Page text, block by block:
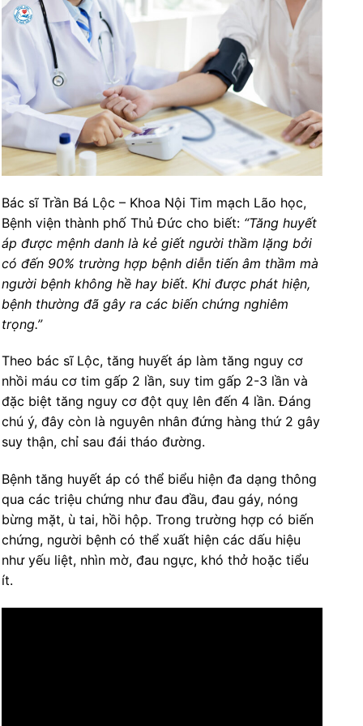
Bác sĩ Trần Bá Lộc – Khoa Nội Tim mạch Lão học,
Bệnh viện thành phố Thủ Đức cho biết: “Tăng huyết
áp được mệnh danh là kẻ giết người thầm lặng bởi
có đến 90% trường hợp bệnh diễn tiến âm thầm mà
người bệnh không hề hay biết. Khi được phát hiện,
bệnh thường đã gây ra các biến chứng nghiêm
trọng.”
Theo bác sĩ Lộc, tăng huyết áp làm tăng nguy cơ
nhồi máu cơ tim gấp 2 lần, suy tim gấp 2-3 lần và
đặc biệt tăng nguy cơ đột quỵ lên đến 4 lần. Đáng
chú ý, đây còn là nguyên nhân đứng hàng thứ 2 gây
suy thận, chỉ sau đái tháo đường.
Bệnh tăng huyết áp có thể biểu hiện đa dạng thông
qua các triệu chứng như đau đầu, đau gáy, nóng
bừng mặt, ù tai, hồi hộp. Trong trường hợp có biến
chứng, người bệnh có thể xuất hiện các dấu hiệu
như yếu liệt, nhìn mờ, đau ngực, khó thở hoặc tiểu
ít.